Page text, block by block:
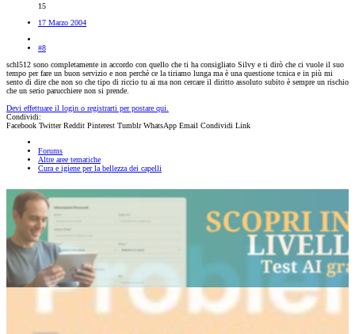
15
17 Marzo 2004
#8
schl512 sono completamente in accordo con quello che ti ha consigliato Silvy e ti dirò che ci vuole il suo
tempo per fare un buon servizio e non perchè ce la tiriamo lunga ma è una questione tcnica e in più mi
sento di dire che non so che tipo di riccio tu ai ma non cercare il diritto assoluto subito è sempre un rischio
che un serio parucchiere non si prende.
Devi effettuare il login o registrarti per postare qui.
Condividi:
Facebook Twitter Reddit Pinterest Tumblr WhatsApp Email Condividi Link
Forums
Altre aree tematiche
Cura e igiene per la bellezza dei capelli